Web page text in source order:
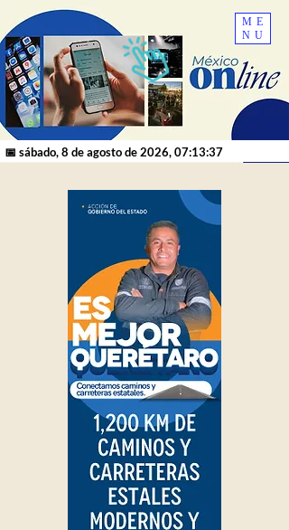
ME
NU
📅 sábado, 8 de agosto de 2026, 07:13:37